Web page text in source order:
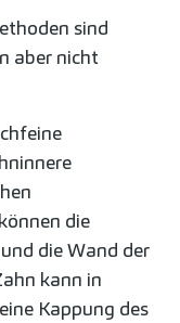
sind
aber nicht
die
die Wand der
kann in
Kappung des